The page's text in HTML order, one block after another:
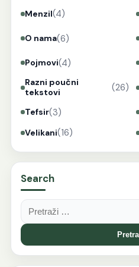
Menzil(4)
O nama(6)
Pojmovi(4)
Razni poučni
tekstovi
(26)
Tefsir(3)
Velikani(16)
Search
Pretraga: